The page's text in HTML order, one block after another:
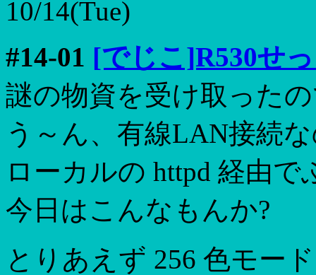
10/14(Tue)
#14-01 [でじこ]R530せ
謎の物資を受け取った
う～ん、有線LAN接続
ローカルの httpd 経由
今日はこんなもんか?
とりあえず 256 色モー